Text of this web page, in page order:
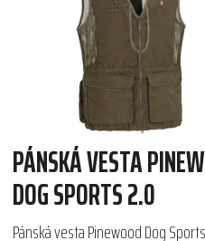
PÁNSKÁ VESTA
DOG SPORTS 2.0
Pánská vesta Pinewood Dog